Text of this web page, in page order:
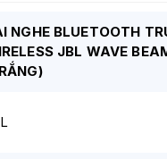
NGHE BLUETOOTH
JBL WAVE